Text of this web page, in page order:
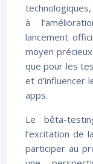
à
lancement
moyen
que pour les
et d’influencer
apps.
Le bêta-
l’excitation de
participer au